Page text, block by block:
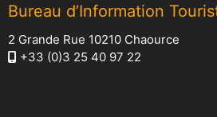
Bureau d’Information
2 Grande Rue 10210 Chaource
+33 (0)3 25 40 97 22